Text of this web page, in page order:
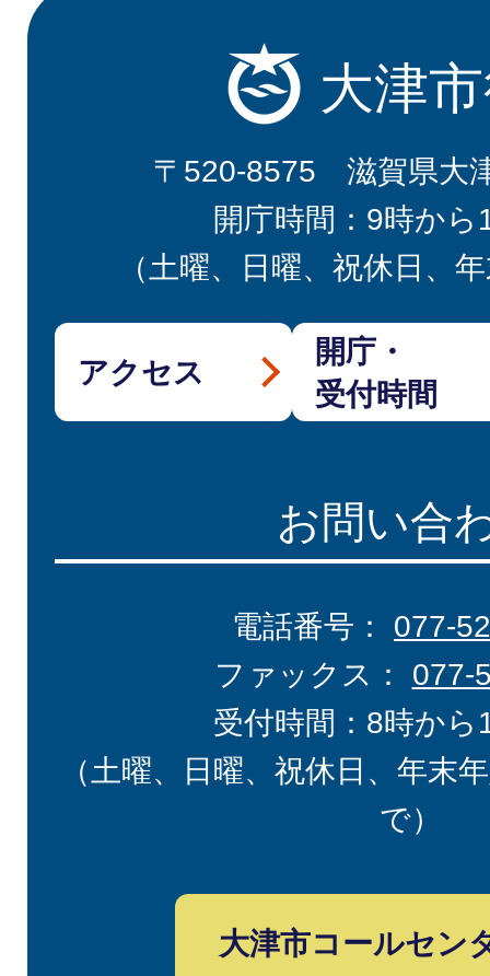
大津
〒520-8575 滋賀県大
開庁時間：9時から
（土曜、日曜、祝休日、
アクセス
開庁・
受付時間
お問い合
電話番号： 077-
ファックス： 077-
受付時間：8時から
（土曜、日曜、祝休日、年末
で）
大津市コールセン